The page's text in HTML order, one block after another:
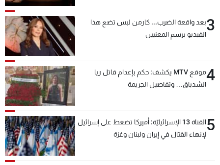
3بعد واقعة الضرب... كارمن لبس تضع هذا
الفيديو برسم المعنيين
4
موقع MTV يكشف: حكم بإعدام قاتل ريا
الشدياق… وتفاصيل الجريمة
5
القناة 13 الإسرائيليّة: أميركا تضغط على إسرائيل
لإنهاء القتال في إيران ولبنان وغزة